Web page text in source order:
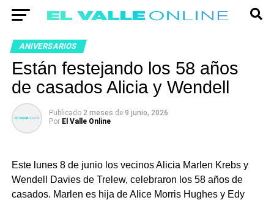
ANIVERSARIOS
Están festejando los 58 años
de casados Alicia y Wendell
Publicado 2 meses de 9 junio, 2026
Por El Valle Online
Este lunes 8 de junio los vecinos Alicia Marlen Krebs y
Wendell Davies de Trelew, celebraron los 58 años de
casados. Marlen es hija de Alice Morris Hughes y Edy